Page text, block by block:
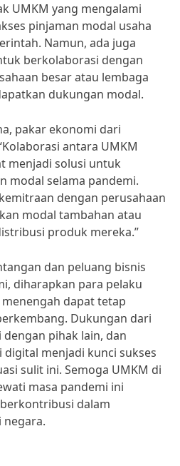
UMKM yang mengalami
pinjaman modal usaha
Namun, ada juga
berkolaborasi dengan
besar atau lembaga
dukungan modal.
pakar ekonomi dari
antara UMKM
menjadi solusi untuk
modal selama pandemi.
dengan perusahaan
modal tambahan atau
produk mereka.”
dan peluang bisnis
diharapkan para pelaku
dapat tetap
Dukungan dari
pihak lain, dan
menjadi kunci sukses
sulit ini. Semoga UMKM di
masa pandemi ini
dalam